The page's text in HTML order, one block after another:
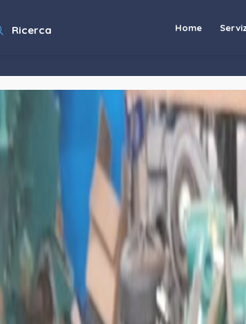
Ricerca Home